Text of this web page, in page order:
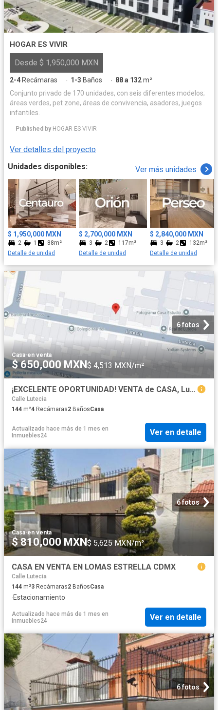
HOGAR ES VIVIR
Desde $ 1,950,000 MXN
2-4 Recámaras · 1-3 Baños · 88 a 132m²
Conjunto privado de 170 unidades, con seis diferentes modelos;
áreas verdes, pet zone, áreas de convivencia, asadores, juegos
infantiles.
Published by HOGAR ES VIVIR
Ver detalles del proyecto
Unidades disponibles:
Ver más unidades
$ 1,950,000 MXN
2 1
88m²
Detalle de unidad
$ 2,700,000 MXN
3 2
117m²
Detalle de unidad
$ 2,840,000 MXN
3 2
132m²
Detalle de unidad
6 fotos
Casa·en venta
$ 650,000 MXN $ 4,513 MXN/m²
¡EXCELENTE OPORTUNIDAD! VENTA de CASA, Lutecia, Lomas Estrella 2da Secc, Iztapalapa, CDMX
Calle Lutecia
144 m²4 Recámaras2 BañosCasa
Actualizado hace más de 1 mes en
Inmuebles24
Ver en detalle
6 fotos
Casa·en venta
$ 810,000 MXN$ 5,625 MXN/m²
CASA EN VENTA EN LOMAS ESTRELLA CDMX
Calle Lutecia
144 m²3 Recámaras2 BañosCasa
·Estacionamiento
Actualizado hace más de 1 mes en
Inmuebles24
Ver en detalle
6 fotos